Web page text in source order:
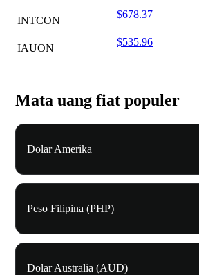
INTCON
$678.37
IAUON
$535.96
Mata uang fiat populer
Dolar Amerika
Peso Filipina (PHP)
Dolar Australia (AUD)